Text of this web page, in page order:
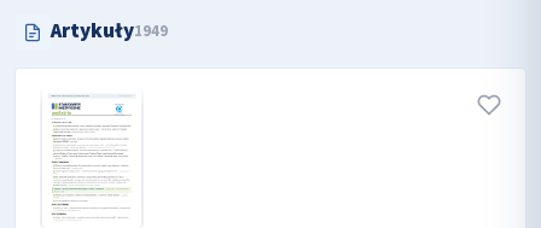
Artykuły1949